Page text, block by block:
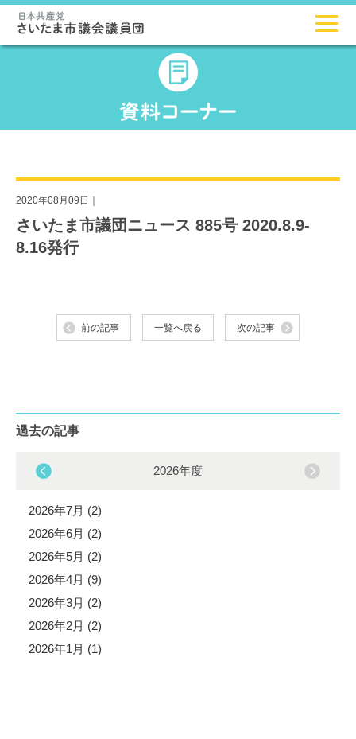
2020年08月09日｜
さいたま市議団ニュース 885号 2020.8.9-
8.16発行
前の記事 一覧へ戻る 次の記事
過去の記事
2026年度
2026年7月 (2)
2026年6月 (2)
2026年5月 (2)
2026年4月 (9)
2026年3月 (2)
2026年2月 (2)
2026年1月 (1)